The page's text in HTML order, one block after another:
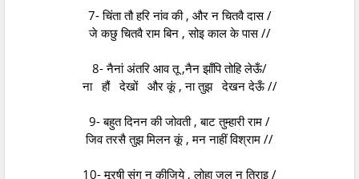
7- चिंता तौ हरि नांव की , और न चितवै दास /
जे कछु चितवै राम बिन , सोइ काल के पास //
8- नैनां अंतरि आव तू ,नैन झाँपि तोहि लेऊँ/
ना हौं देखों और कूं , ना तुझ देखन देऊँ //
9- बहुत दिनन की जोवती , बाट तुम्हारी राम /
जिव तरसै तुझ मिलन कूं , मन नाहीं विश्राम //
10- मूरषी संग न कीजिये , लोहा जल न तिराइ /